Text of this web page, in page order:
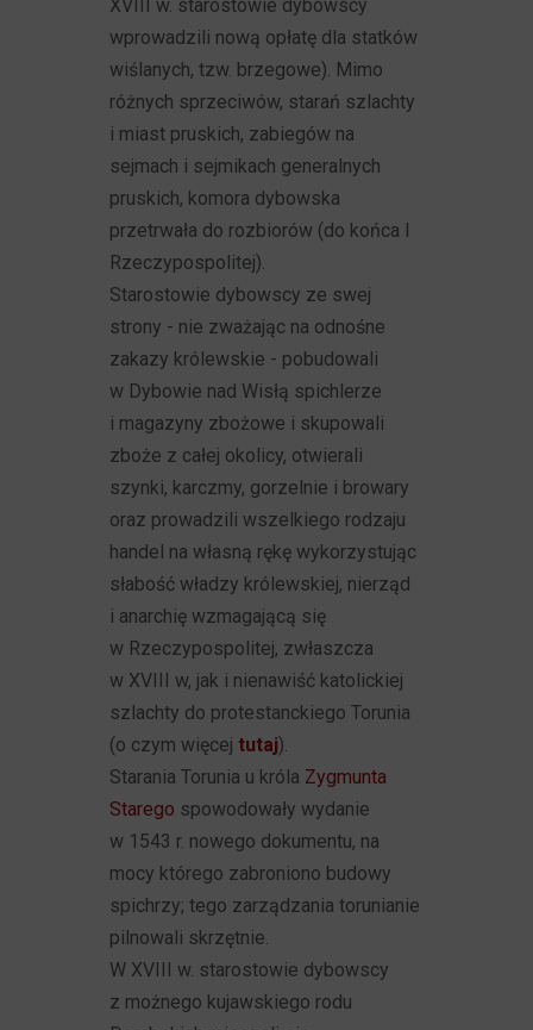
XVIII w. starostowie dybowscy
wprowadzili nową opłatę dla statków
wiślanych, tzw. brzegowe). Mimo
różnych sprzeciwów, starań szlachty
i miast pruskich, zabiegów na
sejmach i sejmikach generalnych
pruskich, komora dybowska
przetrwała do rozbiorów (do końca I
Rzeczypospolitej).
Starostowie dybowscy ze swej
strony - nie zważając na odnośne
zakazy królewskie - pobudowali
w Dybowie nad Wisłą spichlerze
i magazyny zbożowe i skupowali
zboże z całej okolicy, otwierali
szynki, karczmy, gorzelnie i browary
oraz prowadzili wszelkiego rodzaju
handel na własną rękę wykorzystując
słabość władzy królewskiej, nierząd
i anarchię wzmagającą się
w Rzeczypospolitej, zwłaszcza
w XVIII w, jak i nienawiść katolickiej
szlachty do protestanckiego Torunia
(o czym więcej tutaj).
Starania Torunia u króla Zygmunta
Starego spowodowały wydanie
w 1543 r. nowego dokumentu, na
mocy którego zabroniono budowy
spichrzy; tego zarządzania torunianie
pilnowali skrzętnie.
W XVIII w. starostowie dybowscy
z możnego kujawskiego rodu